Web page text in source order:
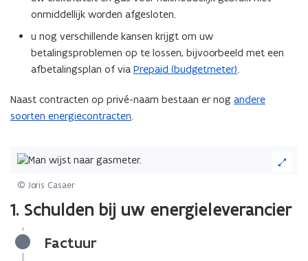
© Joris Casaer
(Klik
op
de
voor
een
vergrote
weergave)
onmiddellijk worden afgesloten.
u nog verschillende kansen krijgt om uw
betalingsproblemen op te lossen, bijvoorbeeld met een
afbetalingsplan of via Prepaid (budgetmeter).
Naast contracten op privé-naam bestaan er nog andere
soorten energiecontracten.
1. Schulden bij uw energieleverancier
Factuur